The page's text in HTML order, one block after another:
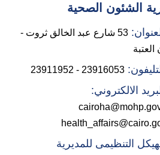
الشئون الصحية
53 شارع عبد الخالق ثروت -
العتبة
23916053 - 23911952
الالكتروني:
التنظيمى للمديرية